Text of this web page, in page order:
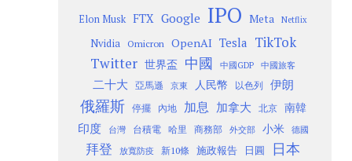
Elon Musk FTX Google IPO Meta Netflix
Nvidia Omicron OpenAI Tesla TikTok
Twitter 世界盃 中國 中國GDP 中國旅客
二十大 亞馬遜 京東 人民幣 以色列 伊朗
俄羅斯 停擺 內地 加息 加拿大 北京
南韓
印度
台灣 台積電 哈里 商務部 外交部 小米 德國
拜登 放寬防疫 新10條 施政報告 日圓 日本